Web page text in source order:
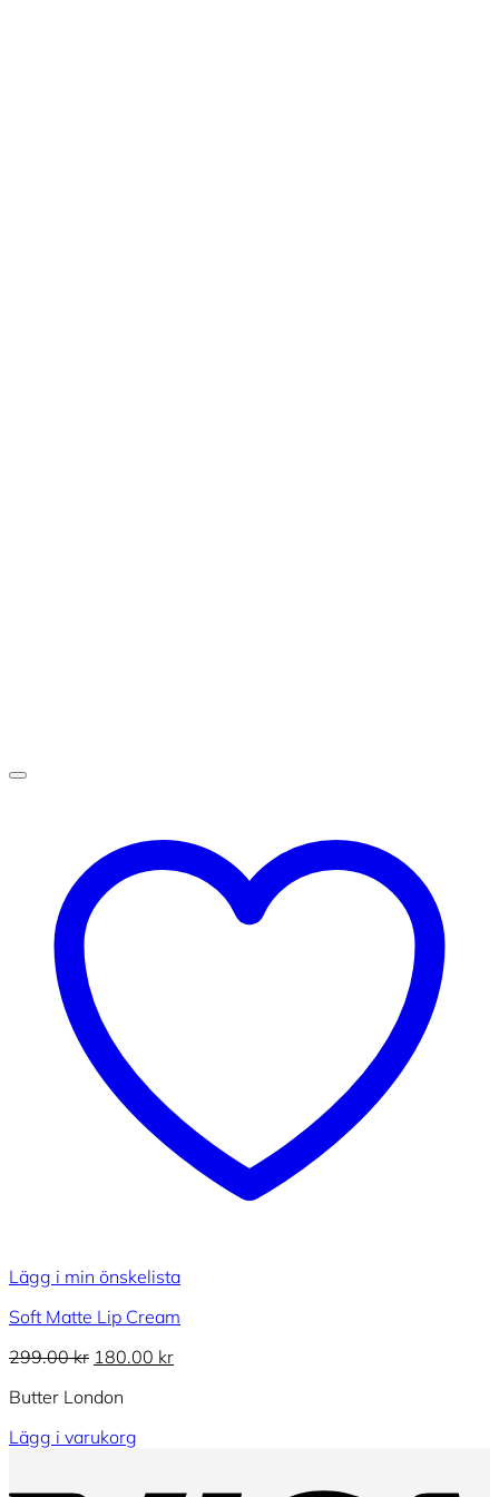
Lägg i min önskelista
Soft Matte Lip Cream
299.00kr Det
priset
299.00 kr.
180.00 kr
Butter London
Lägg i varukorg